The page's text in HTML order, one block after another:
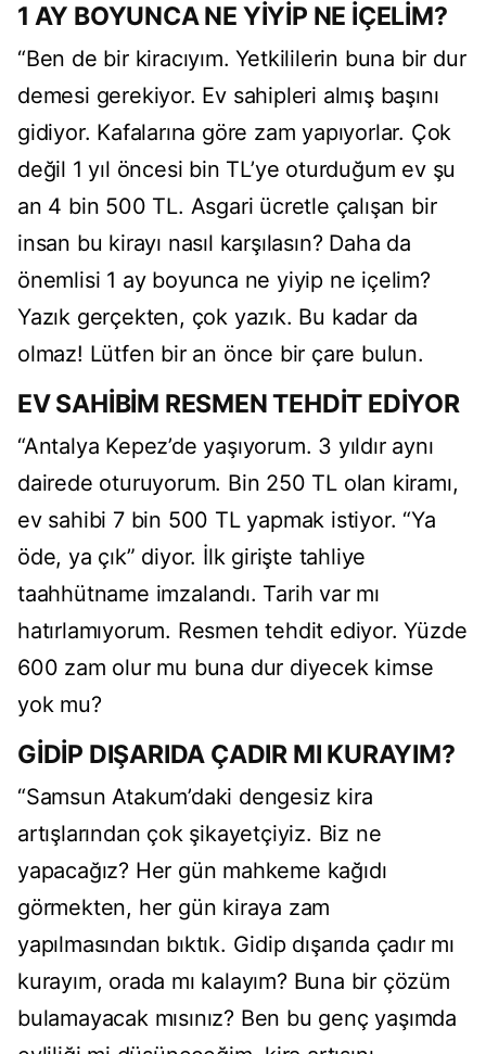
1 AY BOYUNCA NE YİYİP NE İÇELİM?
“Ben de bir kiracıyım. Yetkililerin buna bir dur
demesi gerekiyor. Ev sahipleri almış başını
gidiyor. Kafalarına göre zam yapıyorlar. Çok
değil 1 yıl öncesi bin TL’ye oturduğum ev şu
an 4 bin 500 TL. Asgari ücretle çalışan bir
insan bu kirayı nasıl karşılasın? Daha da
önemlisi 1 ay boyunca ne yiyip ne içelim?
Yazık gerçekten, çok yazık. Bu kadar da
olmaz! Lütfen bir an önce bir çare bulun.
EV SAHİBİM RESMEN TEHDİT EDİYOR
“Antalya Kepez’de yaşıyorum. 3 yıldır aynı
dairede oturuyorum. Bin 250 TL olan kiramı,
ev sahibi 7 bin 500 TL yapmak istiyor. “Ya
öde, ya çık” diyor. İlk girişte tahliye
taahhütname imzalandı. Tarih var mı
hatırlamıyorum. Resmen tehdit ediyor. Yüzde
600 zam olur mu buna dur diyecek kimse
yok mu?
GİDİP DIŞARIDA ÇADIR MI KURAYIM?
“Samsun Atakum’daki dengesiz kira
artışlarından çok şikayetçiyiz. Biz ne
yapacağız? Her gün mahkeme kağıdı
görmekten, her gün kiraya zam
yapılmasından bıktık. Gidip dışarıda çadır mı
kurayım, orada mı kalayım? Buna bir çözüm
bulamayacak mısınız? Ben bu genç yaşımda